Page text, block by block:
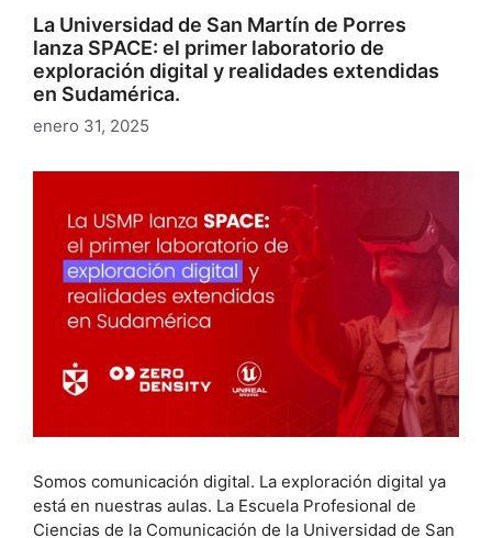
La Universidad de San Martín de Porres
lanza SPACE: el primer laboratorio de
exploración digital y realidades extendidas
en Sudamérica.
enero 31, 2025
Somos comunicación digital. La exploración digital ya
está en nuestras aulas. La Escuela Profesional de
Ciencias de la Comunicación de la Universidad de San